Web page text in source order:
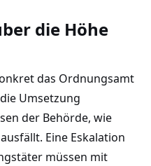
die Höhe
das Ordnungsamt
Umsetzung
der Behörde, wie
Eine Eskalation
müssen mit